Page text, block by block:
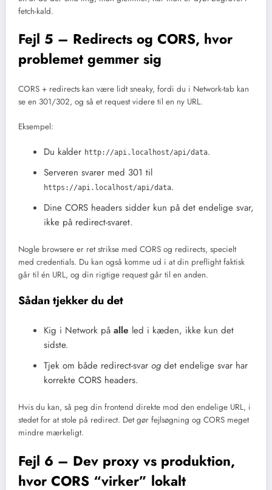
fetch-kald.
Fejl 5 – Redirects og CORS, hvor
problemet gemmer sig
CORS + redirects kan være lidt sneaky, fordi du i Network-tab kan
se en 301/302, og så et request videre til en ny URL.
Eksempel:
Du kalder http://api.localhost/api/data.
Serveren svarer med 301 til
https://api.localhost/api/data.
Dine CORS headers sidder kun på det endelige svar,
ikke på redirect-svaret.
Nogle browsere er ret strikse med CORS og redirects, specielt
med credentials. Du kan også komme ud i at din preflight faktisk
går til én URL, og din rigtige request går til en anden.
Sådan tjekker du det
Kig i Network på alle led i kæden, ikke kun det
sidste.
Tjek om både redirect-svar og det endelige svar har
korrekte CORS headers.
Hvis du kan, så peg din frontend direkte mod den endelige URL, i
stedet for at stole på redirect. Det gør fejlsøgning og CORS meget
mindre mærkeligt.
Fejl 6 – Dev proxy vs produktion,
hvor CORS “virker” lokalt